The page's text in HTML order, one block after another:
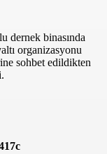
dernek binasında
organizasyonu
sohbet edildikten